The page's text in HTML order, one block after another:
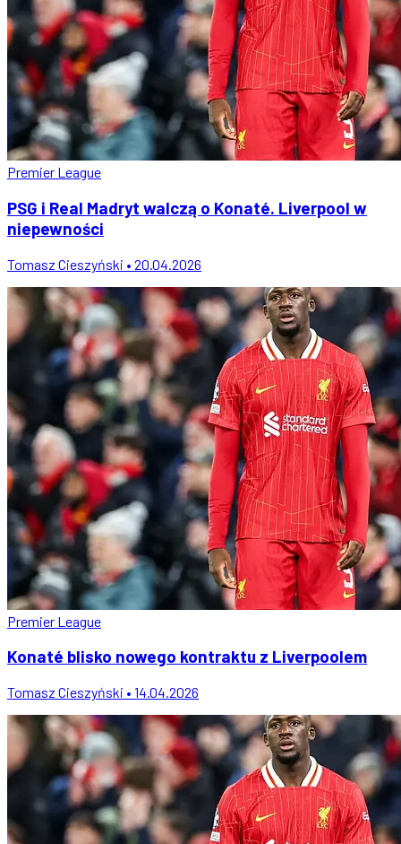
Premier League
PSG i Real Madryt walczą o Konaté. Liverpool w
niepewności
Tomasz Cieszyński • 20.04.2026
Premier League
Konaté blisko nowego kontraktu z Liverpoolem
Tomasz Cieszyński • 14.04.2026